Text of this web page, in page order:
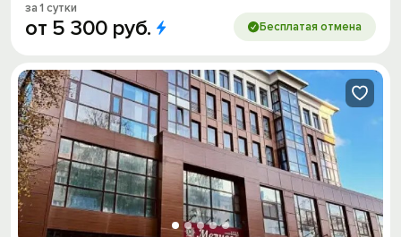
за 1 сутки
от 5 300 руб. Бесплатая отмена